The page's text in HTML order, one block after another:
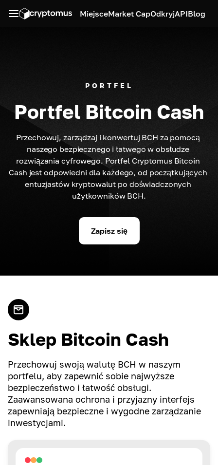
MiejsceMarket CapOdkryjAPIBlog
PORTFEL
Portfel Bitcoin Cash
Przechowuj, zarządzaj i konwertuj BCH za pomocą
naszego bezpiecznego i łatwego w obsłudze
rozwiązania cyfrowego. Portfel Cryptomus Bitcoin
Cash jest odpowiedni dla każdego, od początkujących
entuzjastów kryptowalut po doświadczonych
użytkowników BCH.
Zapisz się
Sklep Bitcoin Cash
Przechowuj swoją walutę BCH w naszym
portfelu, aby zapewnić sobie najwyższe
bezpieczeństwo i łatwość obsługi.
Zaawansowana ochrona i przyjazny interfejs
zapewniają bezpieczne i wygodne zarządzanie
inwestycjami.